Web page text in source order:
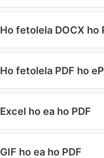
Ho fetolela DOCX ho
Ho fetolela PDF ho
Excel ho ea ho PDF
GIF ho ea ho PDF